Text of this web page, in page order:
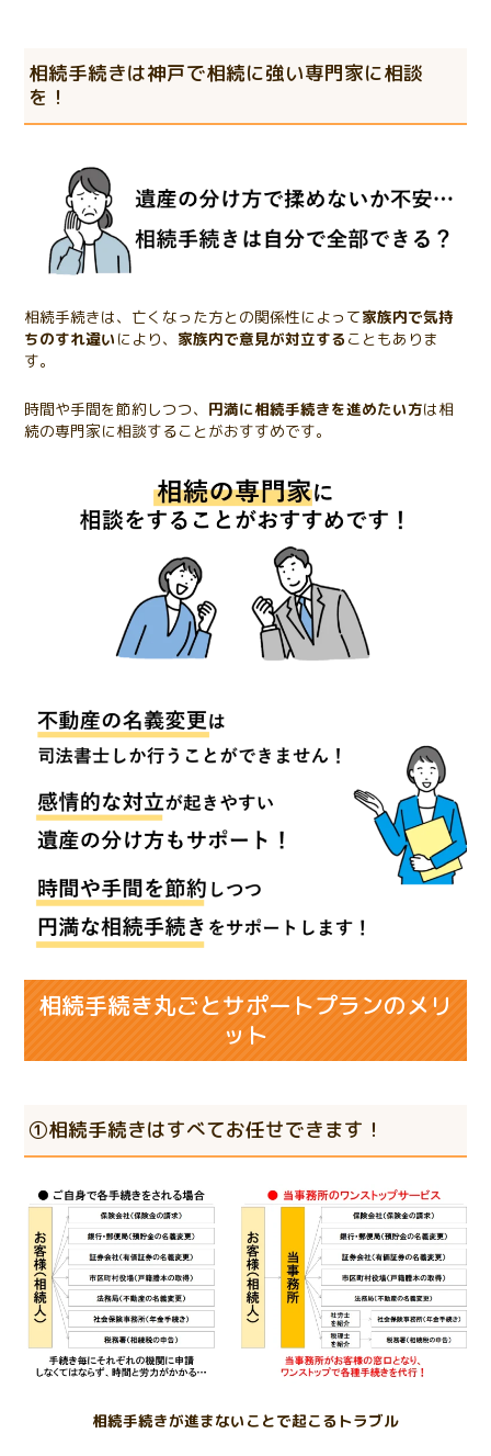
相続手続きは神戸で相続に強い専門家に相談
を！
相続手続きは、亡くなった方との関係性によって家族内で気持
ちのすれ違い により、 家族内で意見が対立する こともありま
す。
時間や手間を節約しつつ、 円満に相続手続きを進めたい方は相
続の専門家に相談することがおすすめです。
相続手続き丸ごとサポートプランのメリ
ット
①相続手続きはすべてお任せできます！
相続手続きが進まないことで起こるトラブル